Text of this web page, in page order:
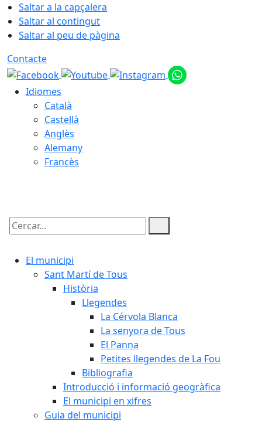
Saltar a la capçalera
Saltar al contingut
Saltar al peu de pàgina
Contacte
Idiomes
Català
Castellà
Anglès
Alemany
Francès
Cercar:
El municipi
Sant Martí de Tous
Història
Llegendes
La Cérvola Blanca
La senyora de Tous
El Panna
Petites llegendes de La Fou
Bibliografia
Introducció i informació geogràfica
El municipi en xifres
Guia del municipi